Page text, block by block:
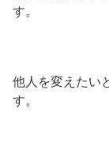
す。
他人を変えたい
す。